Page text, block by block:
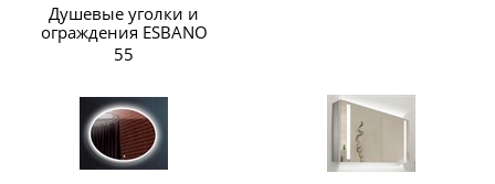
Душевые уголки и
ограждения ESBANO
55